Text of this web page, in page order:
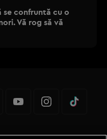
se confruntă cu o
Vă rog să vă